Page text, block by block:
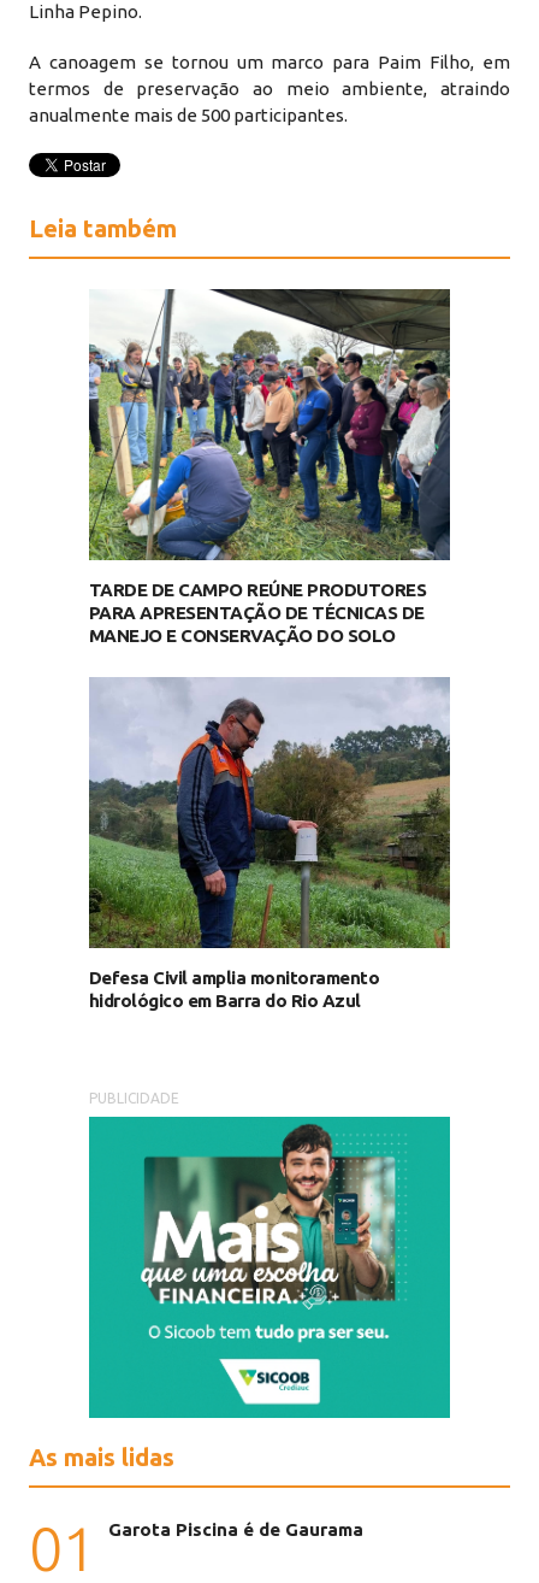
Linha Pepino.
A canoagem se tornou um marco para Paim Filho, em
termos de preservação ao meio ambiente, atraindo
anualmente mais de 500 participantes.
Leia também
TARDE DE CAMPO REÚNE PRODUTORES
PARA APRESENTAÇÃO DE TÉCNICAS DE
MANEJO E CONSERVAÇÃO DO SOLO
Defesa Civil amplia monitoramento
hidrológico em Barra do Rio Azul
PUBLICIDADE
As mais lidas
01 Garota Piscina é de Gaurama